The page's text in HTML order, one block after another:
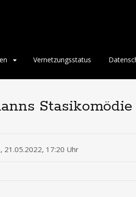
Vernetzungsstatus
Stasikomödie
21.05.2022, 17:20 Uhr